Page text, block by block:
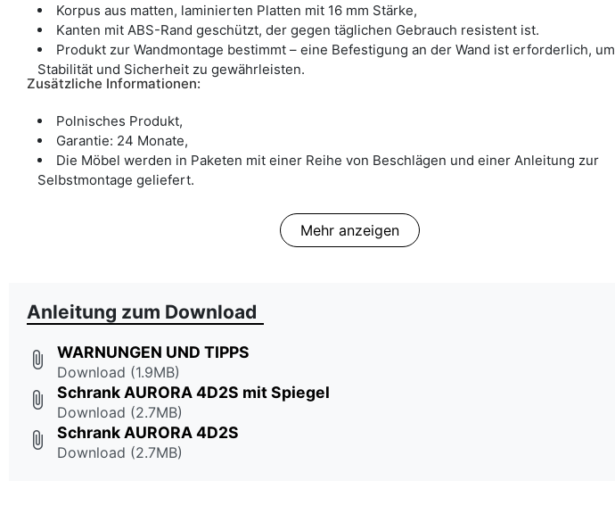
Korpus aus matten, laminierten Platten mit 16 mm Stärke,
Kanten mit ABS-Rand geschützt, der gegen täglichen Gebrauch resistent ist.
Produkt zur Wandmontage bestimmt – eine Befestigung an der Wand ist erforderlich, um
Stabilität und Sicherheit zu gewährleisten.
Zusätzliche Informationen:
Polnisches Produkt,
Garantie: 24 Monate,
Die Möbel werden in Paketen mit einer Reihe von Beschlägen und einer Anleitung zur
Selbstmontage geliefert.
Mehr anzeigen
Anleitung zum Download
attach_file WARNUNGEN UND TIPPS
Download (1.9MB)
attach_file Schrank AURORA 4D2S mit Spiegel
Download (2.7MB)
attach_file Schrank AURORA 4D2S
Download (2.7MB)